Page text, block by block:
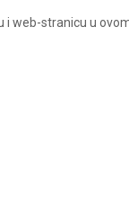
i web-stranicu u